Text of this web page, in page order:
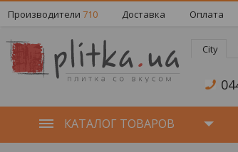
Производители 710 Доставка Оплата
City
КАТАЛОГ ТОВАРОВ